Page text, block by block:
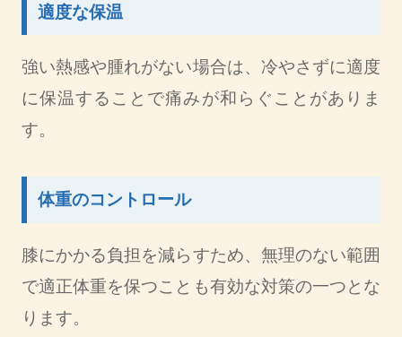
適度な保温
強い熱感や腫れがない場合は、冷やさずに適度
に保温することで痛みが和らぐことがありま
す。
体重のコントロール
膝にかかる負担を減らすため、無理のない範囲
で適正体重を保つことも有効な対策の一つとな
ります。